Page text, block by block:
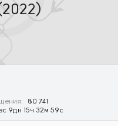
80 741
9дн 15ч 32м 59с